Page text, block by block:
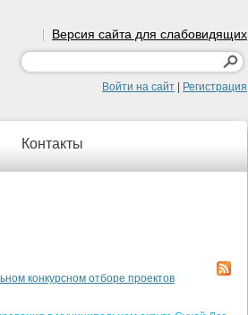
Версия сайта для слабовидящих
Войти на сайт Регистрация
Контакты
конкурсном отборе проектов